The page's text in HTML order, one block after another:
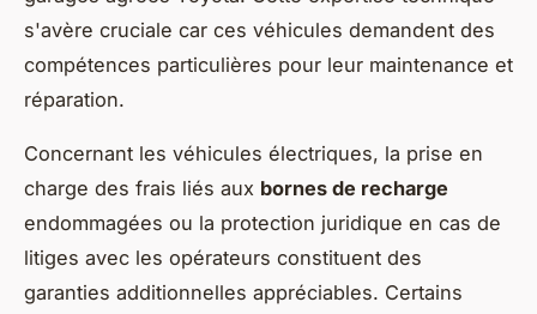
s'avère cruciale car ces véhicules demandent des
compétences particulières pour leur maintenance et
réparation.
Concernant les véhicules électriques, la prise en
charge des frais liés aux bornes de recharge
endommagées ou la protection juridique en cas de
litiges avec les opérateurs constituent des
garanties additionnelles appréciables. Certains